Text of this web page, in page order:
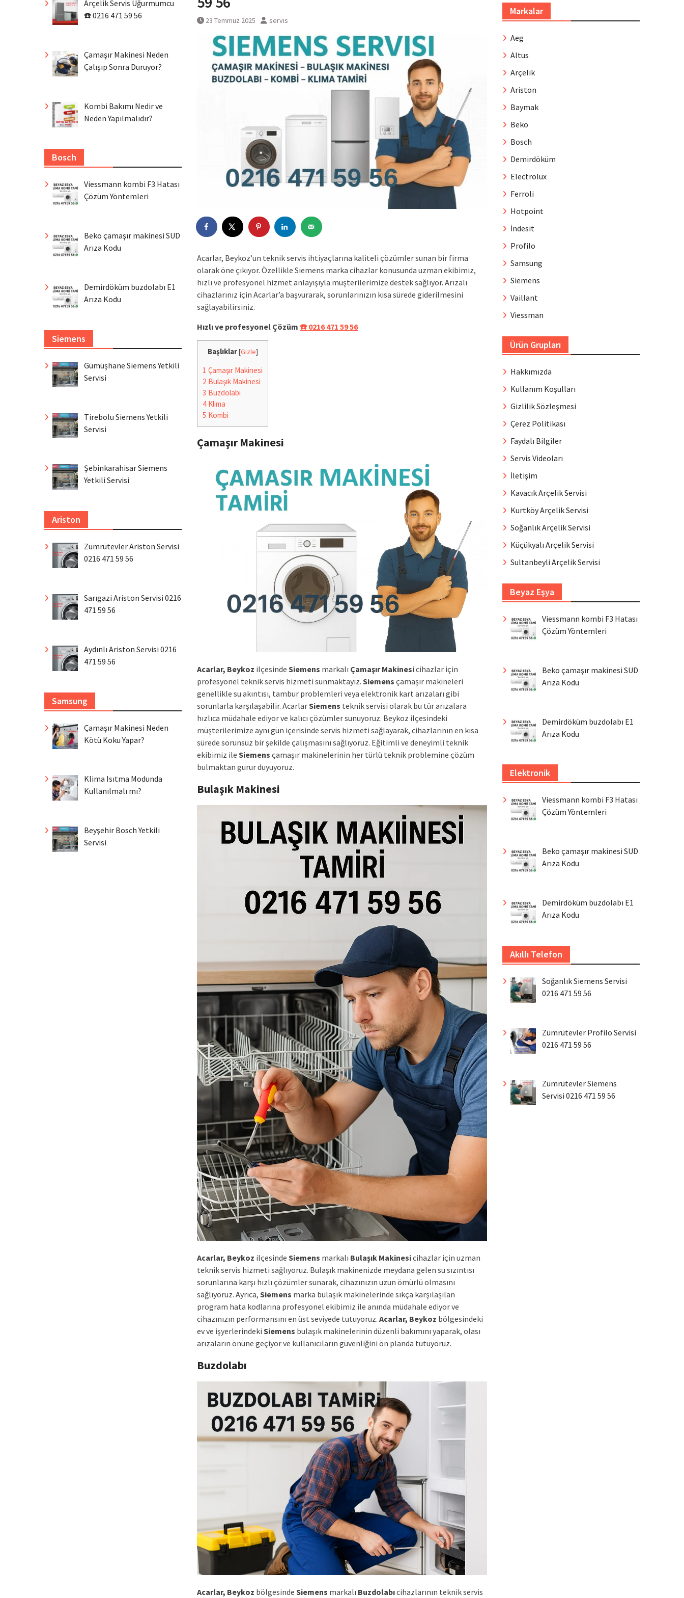
23 Temmuz 2025 servis
Acarlar, Beykoz’un teknik servis ihtiyaçlarına kaliteli çözümler sunan bir firma
olarak öne çıkıyor. Özellikle Siemens marka cihazlar konusunda uzman ekibimiz,
hızlı ve profesyonel hizmet anlayışıyla müşterilerimize destek sağlıyor. Arızalı
cihazlarınız için Acarlar’a başvurarak, sorunlarınızın kısa sürede giderilmesini
sağlayabilirsiniz.
Hızlı ve profesyonel Çözüm ☎️ 0216 471 59 56
Başlıklar [Gizle]
1 Çamaşır Makinesi
2 Bulaşık Makinesi
3 Buzdolabı
4 Klima
5 Kombi
Çamaşır Makinesi
Acarlar, Beykoz ilçesinde Siemens markalı Çamaşır Makinesicihazlar için
profesyonel teknik servis hizmeti sunmaktayız. Siemens çamaşır makineleri
genellikle su akıntısı, tambur problemleri veya elektronik kart arızaları gibi
sorunlarla karşılaşabilir. AcarlarSiemens teknik servisi olarak bu tür arızalara
hızlıca müdahale ediyor ve kalıcı çözümler sunuyoruz. Beykoz ilçesindeki
müşterilerimize aynı gün içerisinde servis hizmeti sağlayarak, cihazlarının en kısa
sürede sorunsuz bir şekilde çalışmasını sağlıyoruz. Eğitimli ve deneyimli teknik
ekibimiz ile Siemens çamaşır makinelerinin her türlü teknik problemine çözüm
bulmaktan gurur duyuyoruz.
Bulaşık Makinesi
Acarlar, Beykoz ilçesinde Siemens markalı Bulaşık Makinesicihazlar için uzman
teknik servis hizmeti sağlıyoruz. Bulaşık makinenizde meydana gelen su sızıntısı
sorunlarına karşı hızlı çözümler sunarak, cihazınızın uzun ömürlü olmasını
sağlıyoruz. Ayrıca, Siemens marka bulaşık makinelerinde sıkça karşılaşılan
program hata kodlarına profesyonel ekibimiz ile anında müdahale ediyor ve
cihazınızın performansını en üst seviyede tutuyoruz. Acarlar, Beykoz bölgesindeki
ev ve işyerlerindeki Siemens bulaşık makinelerinin düzenli bakımını yaparak, olası
arızaların önüne geçiyor ve kullanıcıların güvenliğini ön planda tutuyoruz.
Buzdolabı
Acarlar, Beykoz bölgesinde Siemens markalı Buzdolabıcihazlarının teknik servis
Markalar
Aeg
Altus
Arçelik
Ariston
Baymak
Beko
Bosch
Demirdöküm
Electrolux
Ferroli
Hotpoint
İndesit
Profilo
Samsung
Siemens
Vaillant
Viessman
Ürün Grupları
Hakkımızda
Kullanım Koşulları
Gizlilik Sözleşmesi
Çerez Politikası
Faydalı Bilgiler
Servis Videoları
İletişim
Kavacık Arçelik Servisi
Kurtköy Arçelik Servisi
Soğanlık Arçelik Servisi
Küçükyalı Arçelik Servisi
Sultanbeyli Arçelik Servisi
Beyaz Eşya
Viessmann kombi F3 Hatası
Çözüm Yöntemleri
Beko çamaşır makinesi SUD
Arıza Kodu
Demirdöküm buzdolabı E1
Arıza Kodu
Elektronik
Viessmann kombi F3 Hatası
Çözüm Yöntemleri
Beko çamaşır makinesi SUD
Arıza Kodu
Demirdöküm buzdolabı E1
Arıza Kodu
Akıllı Telefon
Soğanlık Siemens Servisi
0216 471 59 56
Zümrütevler Profilo Servisi
0216 471 59 56
Zümrütevler Siemens
Servisi 0216 471 59 56
Arçelik Servis Uğurmumcu
☎️ 0216 471 59 56
Çamaşır Makinesi Neden
Çalışıp Sonra Duruyor?
Kombi Bakımı Nedir ve
Neden Yapılmalıdır?
Bosch
Viessmann kombi F3 Hatası
Çözüm Yöntemleri
Beko çamaşır makinesi SUD
Arıza Kodu
Demirdöküm buzdolabı E1
Arıza Kodu
Siemens
Gümüşhane Siemens Yetkili
Servisi
Tirebolu Siemens Yetkili
Servisi
Şebinkarahisar Siemens
Yetkili Servisi
Ariston
Zümrütevler Ariston Servisi
0216 471 59 56
Sarıgazi Ariston Servisi 0216
471 59 56
Aydınlı Ariston Servisi 0216
471 59 56
Samsung
Çamaşır Makinesi Neden
Kötü Koku Yapar?
Klima Isıtma Modunda
Kullanılmalı mı?
Beyşehir Bosch Yetkili
Servisi